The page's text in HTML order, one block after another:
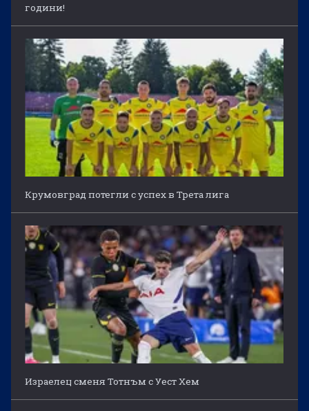
години!
Крумовград потегли с успех в Трета лига
Израелец сменя Тотнъм с Уест Хем